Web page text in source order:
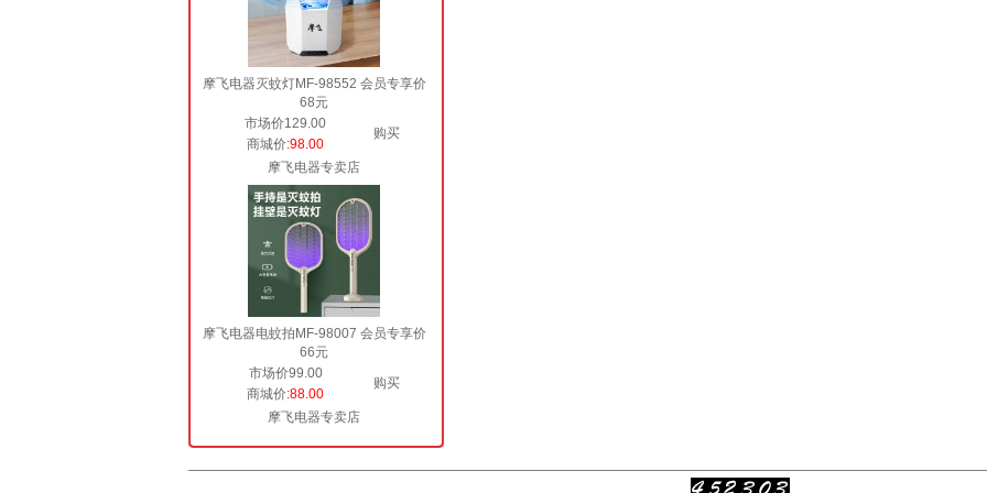
摩飞电器灭蚊灯MF-98552 会员专享价
68元
市场价129.00
购买
商城价:98.00
摩飞电器专卖店
摩飞电器电蚊拍MF-98007 会员专享价
66元
市场价99.00
购买
商城价:88.00
摩飞电器专卖店